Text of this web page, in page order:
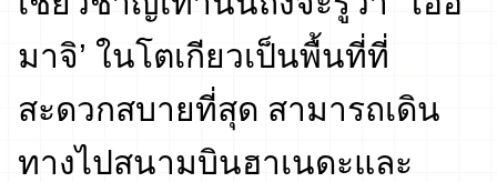
มาจิ’ ในโตเกียวเป็นพื้นที่ที่
สะดวกสบายที่สุด สามารถเดิน
ทางไปสนามบินฮาเนดะและ